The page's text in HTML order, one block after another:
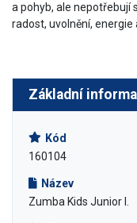
a pohyb, ale nepotřebují
radost, uvolnění,
Základní
Kód
160104
Název
Zumba Kids Junior I.